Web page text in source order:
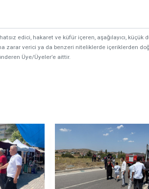
edici, hakaret ve küfür içeren, aşağılayıcı, küçük
zarar verici ya da benzeri niteliklerde içeriklerden
Üye/Üyeler’e aittir.